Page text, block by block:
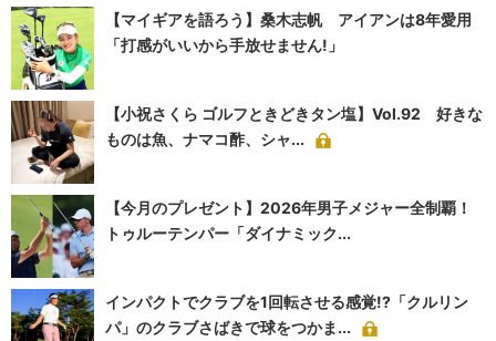
【マイギアを語ろう】桑木志帆 アイアンは8年愛用
「打感がいいから手放せません!」
【小祝さくら ゴルフときどきタン塩】Vol.92 好きな
ものは魚、ナマコ酢、シャ...
【今月のプレゼント】2026年男子メジャー全制覇！
トゥルーテンパー「ダイナミック...
インパクトでクラブを1回転させる感覚!?「クルリン
パ」のクラブさばきで球をつかま...